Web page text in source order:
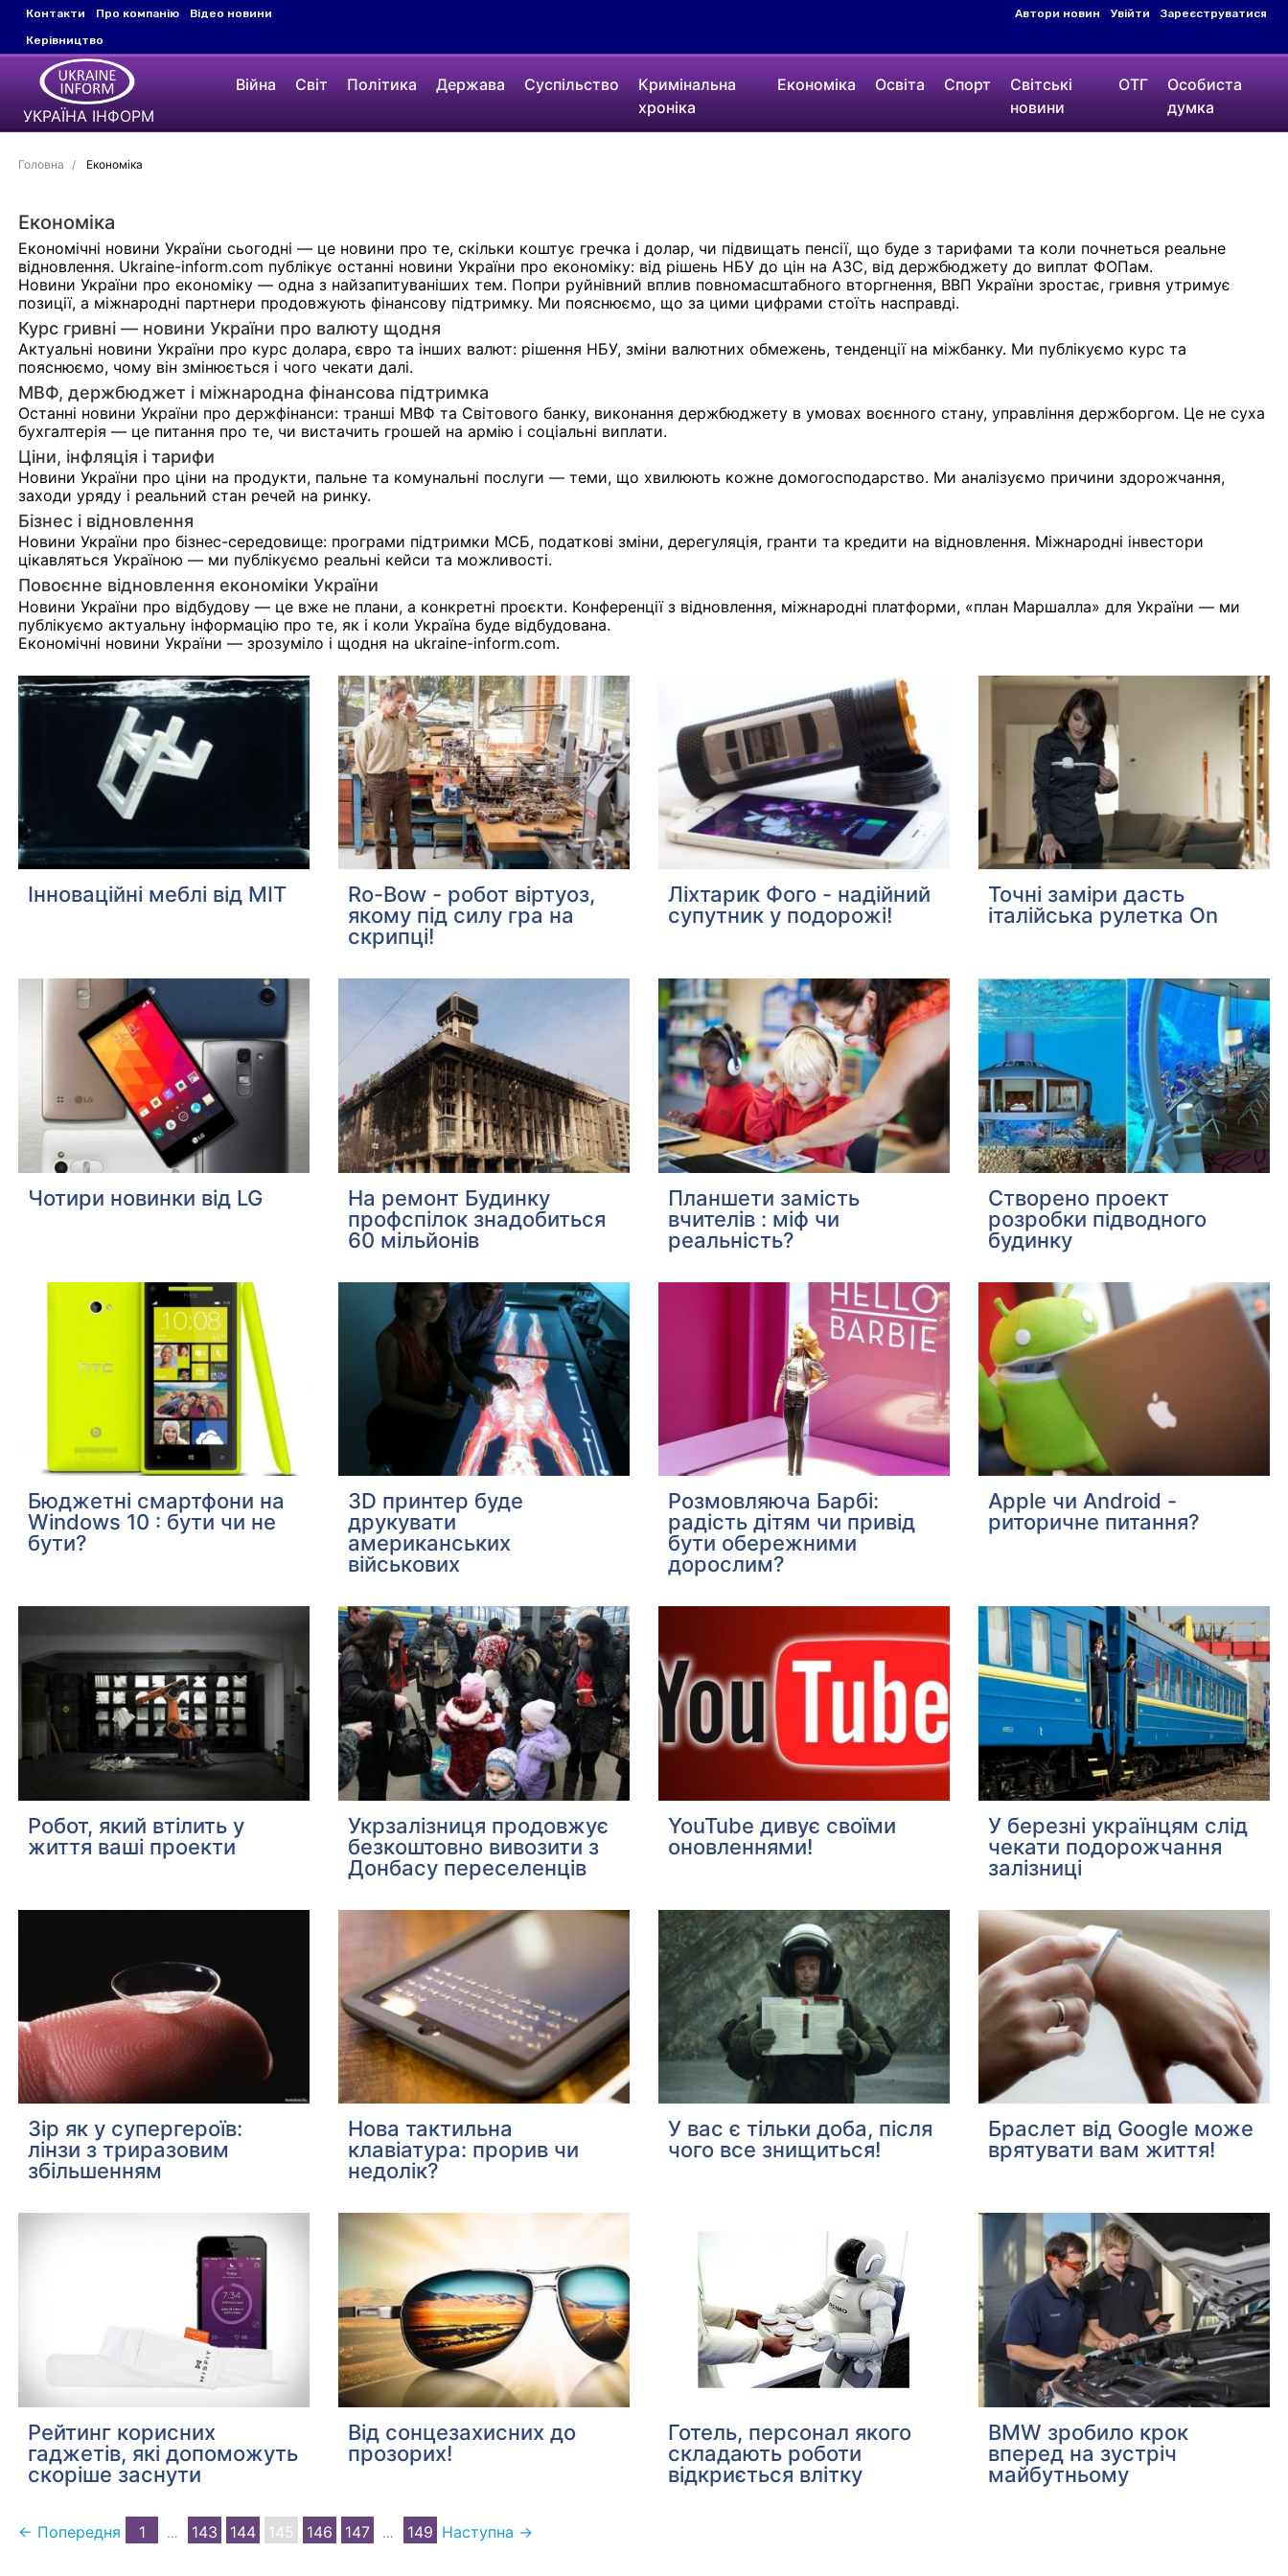
Контакти Про компанію
Відео новини
Керівництво
Автори новин Увійти Зареєструватися
УКРАЇНА ІНФОРМ
Війна Світ Політика Держава Суспільство
Кримінальна
хроніка
Економіка Освіта Спорт
Світські
новини
ОТГ
Особиста
думка
Головна Економіка
Економіка
Економічні новини України сьогодні — це новини про те, скільки коштує гречка і долар, чи підвищать пенсії, що буде з тарифами та коли почнеться реальне
відновлення. Ukraine-inform.com публікує останні новини України про економіку: від рішень НБУ до цін на АЗС, від держбюджету до виплат ФОПам.
Новини України про економіку — одна з найзапитуваніших тем. Попри руйнівний вплив повномасштабного вторгнення, ВВП України зростає, гривня утримує
позиції, а міжнародні партнери продовжують фінансову підтримку. Ми пояснюємо, що за цими цифрами стоїть насправді.
Курс гривні — новини України про валюту щодня
Актуальні новини України про курс долара, євро та інших валют: рішення НБУ, зміни валютних обмежень, тенденції на міжбанку. Ми публікуємо курс та
пояснюємо, чому він змінюється і чого чекати далі.
МВФ, держбюджет і міжнародна фінансова підтримка
Останні новини України про держфінанси: транші МВФ та Світового банку, виконання держбюджету в умовах воєнного стану, управління держборгом. Це не суха
бухгалтерія — це питання про те, чи вистачить грошей на армію і соціальні виплати.
Ціни, інфляція і тарифи
Новини України про ціни на продукти, пальне та комунальні послуги — теми, що хвилюють кожне домогосподарство. Ми аналізуємо причини здорожчання,
заходи уряду і реальний стан речей на ринку.
Бізнес і відновлення
Новини України про бізнес-середовище: програми підтримки МСБ, податкові зміни, дерегуляція, гранти та кредити на відновлення. Міжнародні інвестори
цікавляться Україною — ми публікуємо реальні кейси та можливості.
Повоєнне відновлення економіки України
Новини України про відбудову — це вже не плани, а конкретні проєкти. Конференції з відновлення, міжнародні платформи, «план Маршалла» для України — ми
публікуємо актуальну інформацію про те, як і коли Україна буде відбудована.
Економічні новини України — зрозуміло і щодня на ukraine-inform.com.
Інноваційні меблі від MIT
Ro-Bow - робот віртуоз,
якому під силу гра на
скрипці!
Ліхтарик Фого - надійний
супутник у подорожі!
Точні заміри дасть
італійська рулетка On
Чотири новинки від LG
На ремонт Будинку
профспілок знадобиться
60 мільйонів
Планшети замість
вчителів : міф чи
реальність?
Створено проект
розробки підводного
будинку
Бюджетні смартфони на
Windows 10 : бути чи не
бути?
3D принтер буде
друкувати
американських
військових
Розмовляюча Барбі:
радість дітям чи привід
бути обережними
дорослим?
Apple чи Android -
риторичне питання?
Робот, який втілить у
життя ваші проекти
Укрзалізниця продовжує
безкоштовно вивозити з
Донбасу переселенців
YouTube дивує своїми
оновленнями!
У березні українцям слід
чекати подорожчання
залізниці
Зір як у супергероїв:
лінзи з триразовим
збільшенням
Нова тактильна
клавіатура: прорив чи
недолік?
У вас є тільки доба, після
чого все знищиться!
Браслет від Google може
врятувати вам життя!
Рейтинг корисних
гаджетів, які допоможуть
скоріше заснути
Від сонцезахисних до
прозорих!
Готель, персонал якого
складають роботи
відкриється влітку
BMW зробило крок
вперед на зустріч
майбутньому
← Попередня 1 … 143 144 145 146 147 … 149 Наступна →